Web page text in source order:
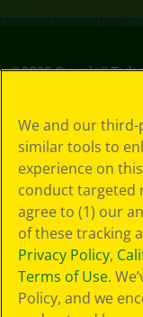
©2026Crayola®
de privacidad
Política de
privacidad
Términos de SMS
GDPR
Aviso de
privacidad de CA
Cookie
Preferences
Condiciones de
We and our
similar tools to
experience on
conduct targeted
agree to (1) our
of these tracking
Privacy Policy,
Terms of Use.
Policy, and we